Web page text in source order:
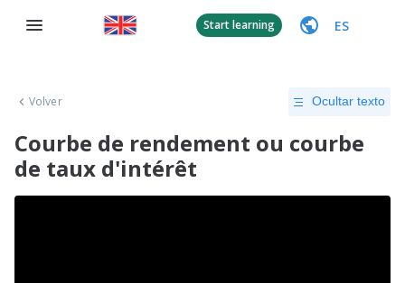
Start learning ES
Volver Ocultar texto
Courbe de rendement ou courbe
de taux d'intérêt